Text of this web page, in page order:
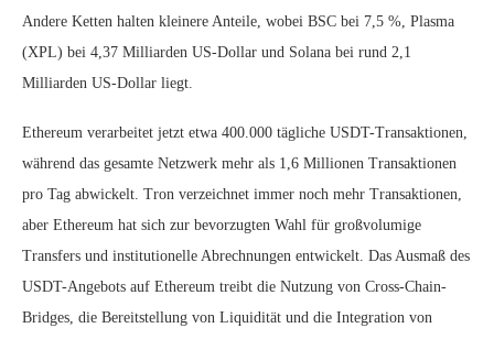
Andere Ketten halten kleinere Anteile, wobei BSC bei 7,5 %, Plasma
(XPL) bei 4,37 Milliarden US-Dollar und Solana bei rund 2,1
Milliarden US-Dollar liegt.
Ethereum verarbeitet jetzt etwa 400.000 tägliche USDT-Transaktionen,
während das gesamte Netzwerk mehr als 1,6 Millionen Transaktionen
pro Tag abwickelt. Tron verzeichnet immer noch mehr Transaktionen,
aber Ethereum hat sich zur bevorzugten Wahl für großvolumige
Transfers und institutionelle Abrechnungen entwickelt. Das Ausmaß des
USDT-Angebots auf Ethereum treibt die Nutzung von Cross-Chain-
Bridges, die Bereitstellung von Liquidität und die Integration von